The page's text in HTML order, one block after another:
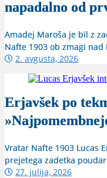
napadalno od
Amadej Maroša je bil z
Nafte 1903 ob zmagi nad
2. avgusta, 2026
Erjavšek po
Vratar Nafte 1903 Lucas
prejetega zadetka
27. julija, 2026